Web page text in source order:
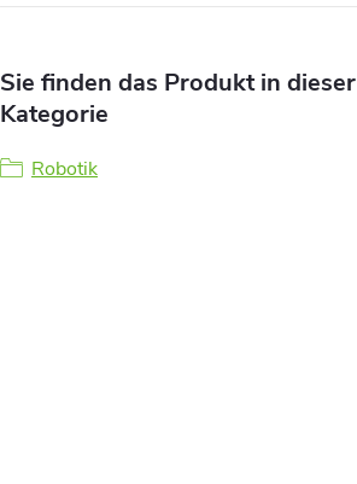
Sie finden das Produkt in dieser
Kategorie
Robotik